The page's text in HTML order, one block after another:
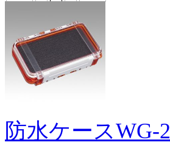
防水ケースWG-2